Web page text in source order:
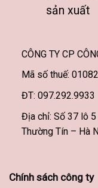
sản xuất
CÔNG TY CP
Mã số thuế:
ĐT: 097.292.9933
Địa chỉ: Số 37 lô
Thường Tín – Hà
Chính sách công ty